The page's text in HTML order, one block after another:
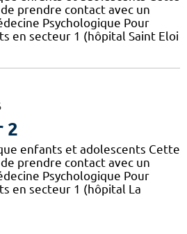
prendre contact avec un
Psychologique Pour
en secteur 1 (hôpital Saint Eloi
2
enfants et adolescents Cette
prendre contact avec un
Psychologique Pour
en secteur 1 (hôpital La